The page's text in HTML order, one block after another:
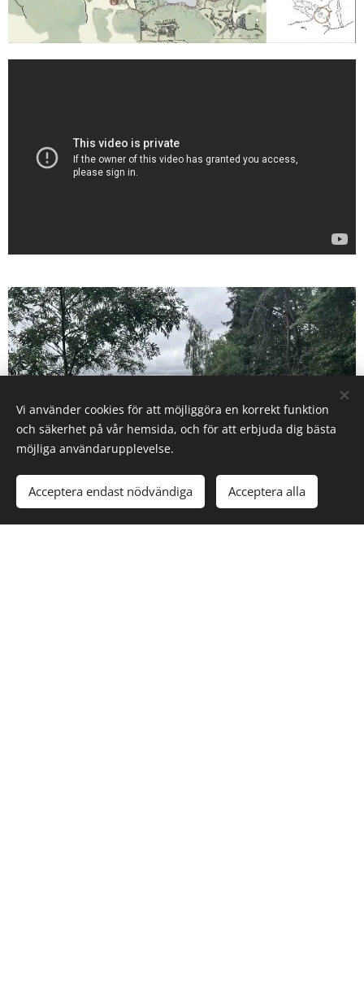
Vi använder cookies för att möjliggöra en korrekt funktion
och säkerhet på vår hemsida, och för att erbjuda dig bästa
möjliga användarupplevelse.
Acceptera endast nödvändiga Acceptera alla